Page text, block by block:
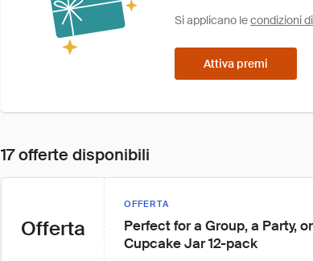
Si applicano lecondizioni
Attiva premi
17 offerte disponibili
Offerta
OFFERTA
Perfect for a Group, a Party,
Cupcake Jar 12-pack